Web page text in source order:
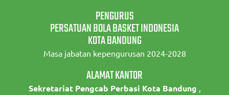
PENGURUS
PERSATUAN BOLA BASKET INDONESIA
KOTA BANDUNG
Masa jabatan kepengurusan 2024-2028
ALAMAT KANTOR
Sekretariat Pengcab Perbasi Kota Bandung ,